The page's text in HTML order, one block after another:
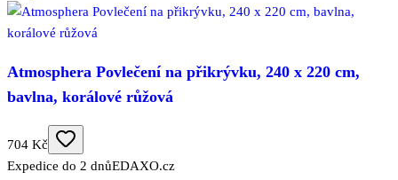
Atmosphera Povlečení na přikrývku, 240 x 220 cm,
bavlna, korálové růžová
704 Kč
Expedice do 2 dnůEDAXO.cz